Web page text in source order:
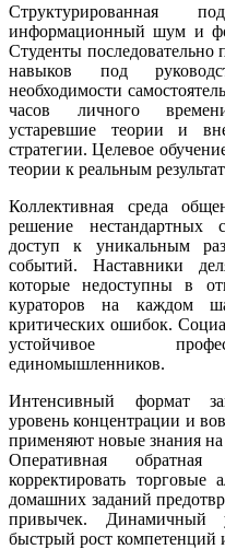
Структурированная
информационный шум и
Студенты последовательно
навыков под
необходимости
часов личного
устаревшие теории и
стратегии. Целевое
теории к реальным
Коллективная среда
решение нестандартных
доступ к уникальным
событий. Наставники
которые недоступны в
кураторов на каждом
критических ошибок.
устойчивое
единомышленников.
Интенсивный формат
уровень концентрации и
применяют новые знания
Оперативная
корректировать торговые
домашних заданий
привычек. Динамичный
быстрый рост компетенций